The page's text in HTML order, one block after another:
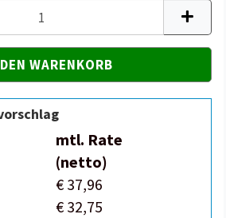
mtl. Rate
(netto)
€ 37,96
€ 32,75